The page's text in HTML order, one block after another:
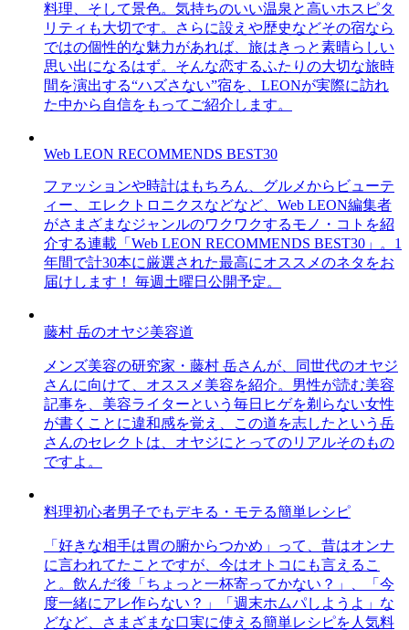
料理、そして景色。気持ちのいい温泉と高いホスピタ
リティも大切です。さらに設えや歴史などその宿なら
ではの個性的な魅力があれば、旅はきっと素晴らしい
思い出になるはず。そんな恋するふたりの大切な旅時
間を演出する“ハズさない”宿を、LEONが実際に訪れ
た中から自信をもってご紹介します。
Web LEON RECOMMENDS BEST30
ファッションや時計はもちろん、グルメからビューテ
ィー、エレクトロニクスなどなど、Web LEON編集者
がさまざまなジャンルのワクワクするモノ・コトを紹
介する連載「Web LEON RECOMMENDS BEST30」。1
年間で計30本に厳選された最高にオススメのネタをお
届けします！ 毎週土曜日公開予定。
藤村 岳のオヤジ美容道
メンズ美容の研究家・藤村 岳さんが、同世代のオヤジ
さんに向けて、オススメ美容を紹介。男性が読む美容
記事を、美容ライターという毎日ヒゲを剃らない女性
が書くことに違和感を覚え、この道を志したという岳
さんのセレクトは、オヤジにとってのリアルそのもの
ですよ。
料理初心者男子でもデキる・モテる簡単レシピ
「好きな相手は胃の腑からつかめ」って、昔はオンナ
に言われてたことですが、今はオトコにも言えるこ
と。飲んだ後「ちょっと一杯寄ってかない？」、「今
度一緒にアレ作らない？」「週末ホムパしようよ」な
どなど、さまざまな口実に使える簡単レシピを人気料